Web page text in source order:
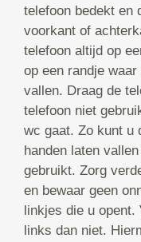
telefoon bedekt en
voorkant of
telefoon altijd op
op een randje
vallen. Draag de
telefoon niet
wc gaat. Zo kunt u
handen laten
gebruikt. Zorg
en bewaar geen
linkjes die u opent.
links dan niet.